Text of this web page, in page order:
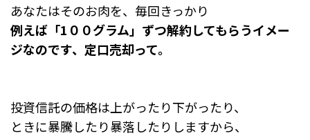
あなたはそのお肉を、毎回きっかり
例えば「1００グラム」ずつ解約してもらうイメー
ジなのです、定口売却って。
投資信託の価格は上がったり下がったり、
ときに暴騰したり暴落したりしますから、